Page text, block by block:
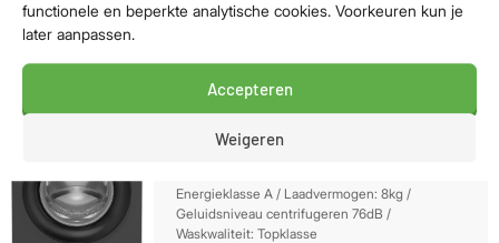
functionele en beperkte analytische cookies. Voorkeuren kun je
later aanpassen.
Accepteren
Weigeren
Beko BM3WFT3841A EnergySpin
Energieklasse A / Laadvermogen: 8kg /
Geluidsniveau centrifugeren 76dB /
Waskwaliteit: Topklasse